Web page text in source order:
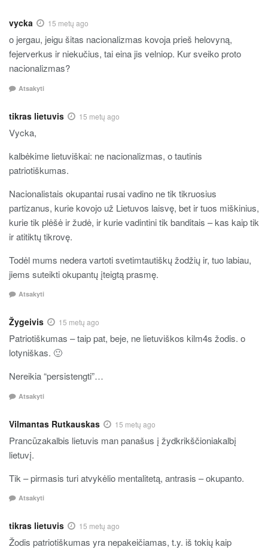
vycka 15 metų ago
o jergau, jeigu šitas nacionalizmas kovoja prieš helovyną,
fejerverkus ir niekučius, tai eina jis velniop. Kur sveiko proto
nacionalizmas?
Atsakyti
tikras lietuvis 15 metų ago
Vycka,
kalbėkime lietuviškai: ne nacionalizmas, o tautinis
patriotiškumas.
Nacionalistais okupantai rusai vadino ne tik tikruosius
partizanus, kurie kovojo už Lietuvos laisvę, bet ir tuos miškinius,
kurie tik plėšė ir žudė, ir kurie vadintini tik banditais – kas kaip tik
ir atitiktų tikrovę.
Todėl mums nedera vartoti svetimtautiškų žodžių ir, tuo labiau,
jiems suteikti okupantų įteigtą prasmę.
Atsakyti
Žygeivis 15 metų ago
Patriotiškumas – taip pat, beje, ne lietuviškos kilm4s žodis. o
lotyniškas. 🙂
Nereikia “persistengti”…
Atsakyti
Vilmantas Rutkauskas 15 metų ago
Prancūzakalbis lietuvis man panašus į žydkrikščioniakalbį
lietuvį.
Tik – pirmasis turi atvykėlio mentalitetą, antrasis – okupanto.
Atsakyti
tikras lietuvis 15 metų ago
Žodis patriotiškumas yra nepakeičiamas, t.y. iš tokių kaip